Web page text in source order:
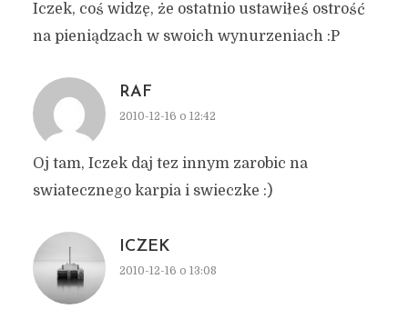
Iczek, coś widzę, że ostatnio ustawiłeś ostrość
na pieniądzach w swoich wynurzeniach :P
RAF
2010-12-16 o 12:42
Oj tam, Iczek daj tez innym zarobic na
swiatecznego karpia i swieczke :)
ICZEK
2010-12-16 o 13:08